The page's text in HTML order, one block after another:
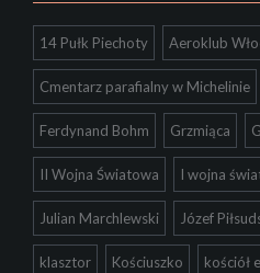
14 Pułk Piechoty Aeroklub
Cmentarz parafialny w Michelinie
Ferdynand Bohm Grzmiąca
II Wojna Światowa I wojna
Julian Marchlewski Józef
klasztor Kościuszko kościół